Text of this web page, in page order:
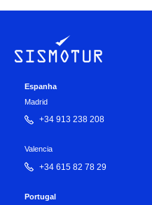
Espanha
Madrid
+34 913 238 208
Valencia
+34 615 82 78 29
Portugal